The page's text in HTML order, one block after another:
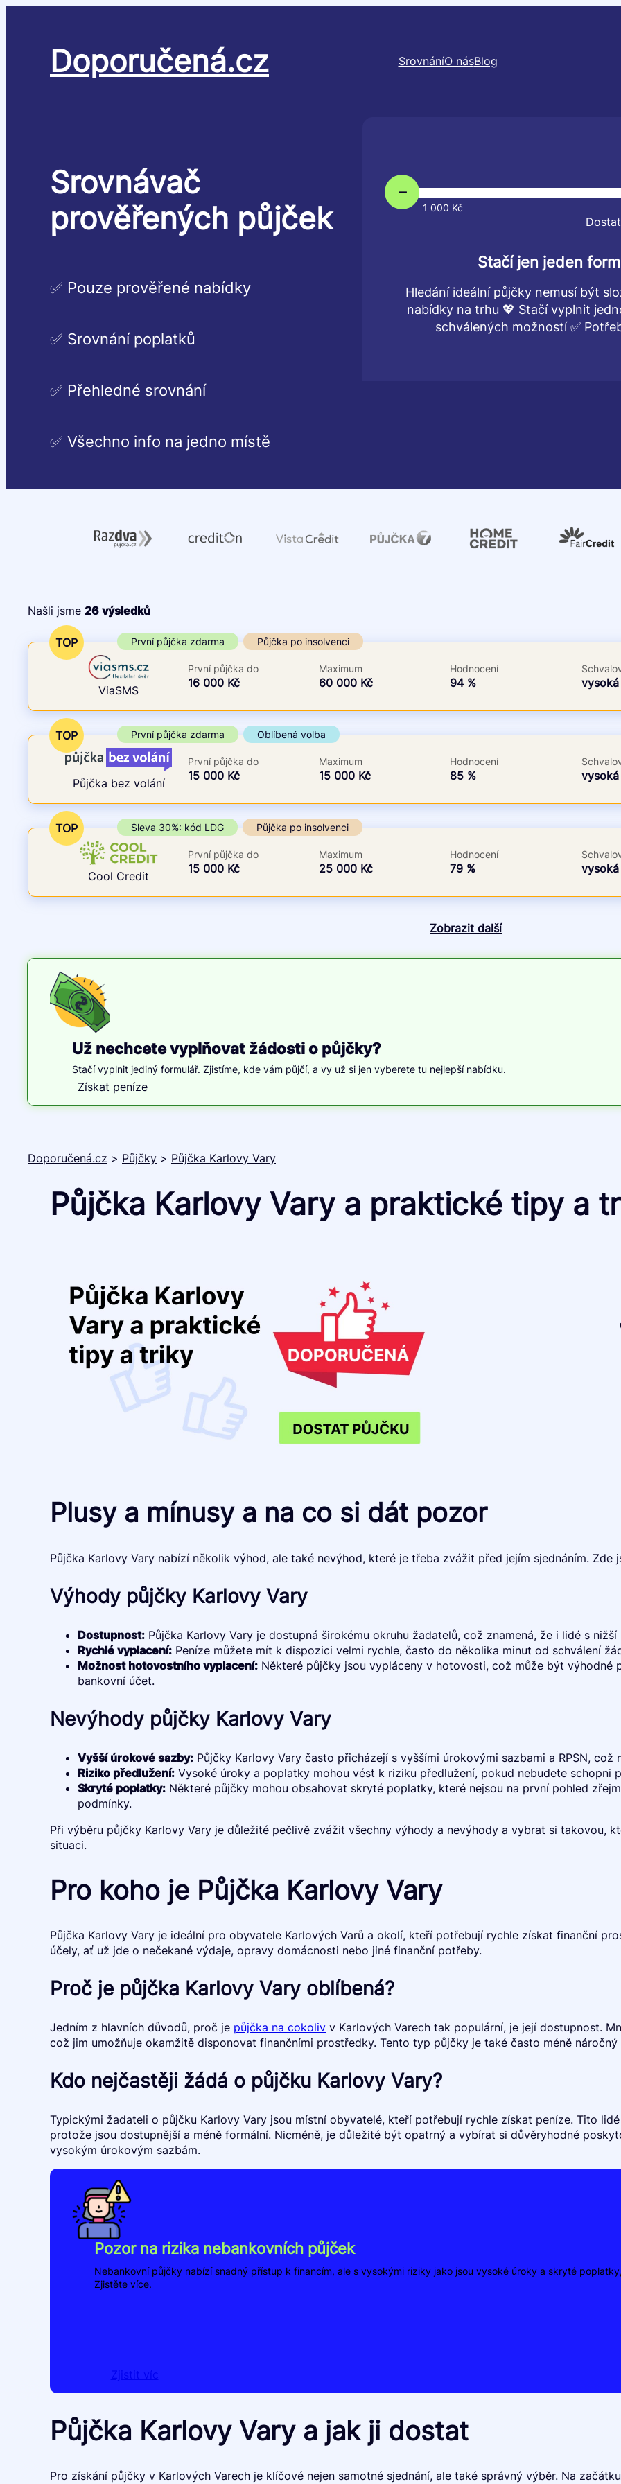
Doporučená.cz SrovnáníO násBlog
Srovnávač
prověřených půjček
✅ Pouze prověřené nabídky
✅ Srovnání poplatků
✅ Přehledné srovnání
✅ Všechno info na jedno místě
–
1 000 Kč
Stačí jen jeden
Hledání ideální půjčky nemusí být
nabídky na trhu 💖 Stačí vyplnit
schválených možností ✅
Cena
Od
Do
První půjčka zdarma
ano
Našli jsme 26 výsledků
TOP První půjčka zdarma Půjčka po insolvenci
ViaSMS
První půjčka do
16 000 Kč
Maximum
60 000 Kč
Hodnocení
94 %
TOP První půjčka zdarma Oblíbená volba
Půjčka bez volání
První půjčka do
15 000 Kč
Maximum
15 000 Kč
Hodnocení
85 %
TOP Sleva 30%: kód LDG Půjčka po insolvenci
Cool Credit
První půjčka do
15 000 Kč
Maximum
25 000 Kč
Hodnocení
79 %
Zobrazit další
Už nechcete vyplňovat žádosti o půjčky?
Stačí vyplnit jediný formulář. Zjistíme, kde vám půjčí, a vy už si jen vyberete tu nejlepší nabídku.
Získat peníze
Doporučená.cz > Půjčky > Půjčka Karlovy Vary
Půjčka Karlovy Vary a praktické tipy a
Plusy a mínusy a na co si dát pozor
Půjčka Karlovy Vary nabízí několik výhod, ale také nevýhod, které je třeba zvážit před jejím sjednáním. Zde
Výhody půjčky Karlovy Vary
Dostupnost: Půjčka Karlovy Vary je dostupná širokému okruhu žadatelů, což znamená, že i lidé s
Rychlé vyplacení: Peníze můžete mít k dispozici velmi rychle, často do několika minut od schválení
Možnost hotovostního vyplacení: Některé půjčky jsou vypláceny v hotovosti, což může být výhodné
bankovní účet.
Nevýhody půjčky Karlovy Vary
Vyšší úrokové sazby: Půjčky Karlovy Vary často přicházejí s vyššími úrokovými sazbami a RPSN,
Riziko předlužení: Vysoké úroky a poplatky mohou vést k riziku předlužení, pokud nebudete schopni
Skryté poplatky: Některé půjčky mohou obsahovat skryté poplatky, které nejsou na první pohled
podmínky.
Při výběru půjčky Karlovy Vary je důležité pečlivě zvážit všechny výhody a nevýhody a vybrat si takovou,
situaci.
Pro koho je Půjčka Karlovy Vary
Půjčka Karlovy Vary je ideální pro obyvatele Karlových Varů a okolí, kteří potřebují rychle získat finanční
účely, ať už jde o nečekané výdaje, opravy domácnosti nebo jiné finanční potřeby.
Proč je půjčka Karlovy Vary oblíbená?
Jedním z hlavních důvodů, proč je půjčka na cokoliv v Karlových Varech tak populární, je její dostupnost.
což jim umožňuje okamžitě disponovat finančními prostředky. Tento typ půjčky je také často méně
Kdo nejčastěji žádá o půjčku Karlovy Vary?
Typickými žadateli o půjčku Karlovy Vary jsou místní obyvatelé, kteří potřebují rychle získat peníze. Tito
protože jsou dostupnější a méně formální. Nicméně, je důležité být opatrný a vybírat si důvěryhodné
vysokým úrokovým sazbám.
Pozor na rizika nebankovních půjček
Nebankovní půjčky nabízí snadný přístup k financím, ale s vysokými riziky jako jsou vysoké úroky a skryté
Zjistěte více.
Zjistit víc
Půjčka Karlovy Vary a jak ji dostat
Pro získání půjčky v Karlových Varech je klíčové nejen samotné sjednání, ale také správný výběr. Na